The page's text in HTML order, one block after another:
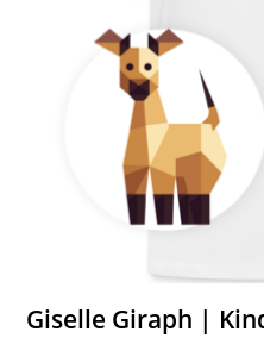
Giselle Giraph |